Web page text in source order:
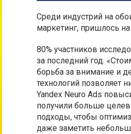
Среди индустрий на
маркетинг, пришлось на
80% участников
за последний год.
борьба за внимание и
технологий позволяет
Yandex Neuro Ads
получили больше
подходы, чтобы
даже заметить